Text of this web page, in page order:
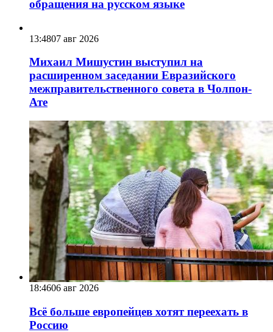
обращения на русском языке
13:4807 авг 2026
Михаил Мишустин выступил на
расширенном заседании Евразийского
межправительственного совета в Чолпон-
Ате
18:4606 авг 2026
Всё больше европейцев хотят переехать в
Россию